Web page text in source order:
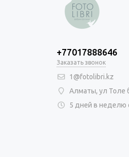
+77017888646
Заказать звонок
1@fotolibri.kz
Алматы, ул Толе
5 дней в неделю